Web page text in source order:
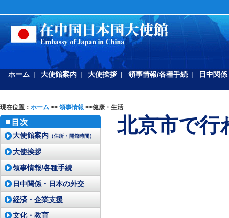
ホーム | 大使館案内 | 大使挨拶 | 領事情報/各種手続 | 日中関
現在位置： ホーム >> 領事情報 >>健康・生活
大使館案内 （住所・開館時間）
大使挨拶
領事情報/各種手続
日中関係・日本の外交
経済・企業支援
文化・教育
北京市で行